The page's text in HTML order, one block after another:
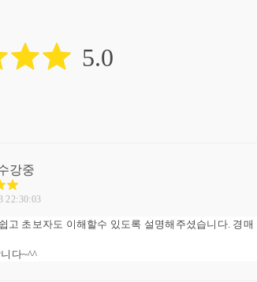
5.0
강중
22:30:03
고 초보자도 이해할수 있도록 설명해주셨습니다. 경
다~^^